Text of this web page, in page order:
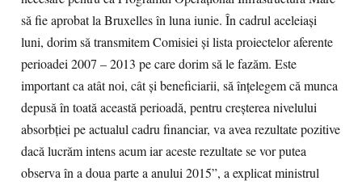
să fie aprobat la Bruxelles în luna iunie. În cadrul aceleiaşi
luni, dorim să transmitem Comisiei şi lista proiectelor aferente
perioadei 2007 – 2013 pe care dorim să le fazăm. Este
important ca atât noi, cât şi beneficiarii, să înţelegem că munca
depusă în toată această perioadă, pentru creşterea nivelului
absorbţiei pe actualul cadru financiar, va avea rezultate pozitive
dacă lucrăm intens acum iar aceste rezultate se vor putea
observa în a doua parte a anului 2015”, a explicat ministrul